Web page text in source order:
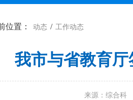
位置： 动态 / 工作动态
我市与省教育
来源：综合科